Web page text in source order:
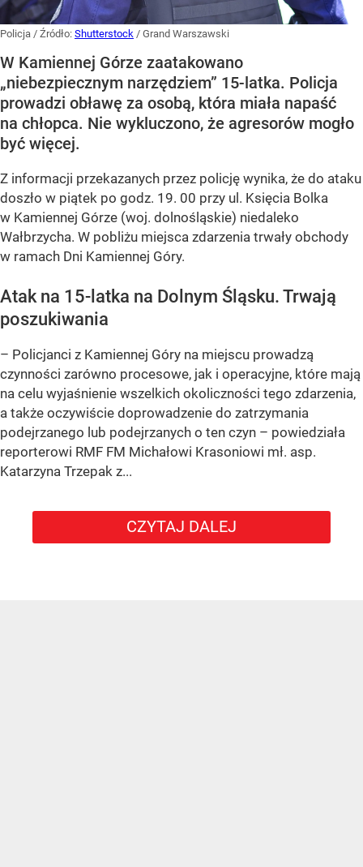
Policja / Źródło: Shutterstock / Grand Warszawski
W Kamiennej Górze zaatakowano
„niebezpiecznym narzędziem” 15-latka. Policja
prowadzi obławę za osobą, która miała napaść
na chłopca. Nie wykluczono, że agresorów mogło
być więcej.
Z informacji przekazanych przez policję wynika, że do ataku
doszło w piątek po godz. 19. 00 przy ul. Księcia Bolka
w Kamiennej Górze (woj. dolnośląskie) niedaleko
Wałbrzycha. W pobliżu miejsca zdarzenia trwały obchody
w ramach Dni Kamiennej Góry.
Atak na 15-latka na Dolnym Śląsku. Trwają
poszukiwania
– Policjanci z Kamiennej Góry na miejscu prowadzą
czynności zarówno procesowe, jak i operacyjne, które mają
na celu wyjaśnienie wszelkich okoliczności tego zdarzenia,
a także oczywiście doprowadzenie do zatrzymania
podejrzanego lub podejrzanych o ten czyn – powiedziała
reporterowi RMF FM Michałowi Krasoniowi mł. asp.
Katarzyna Trzepak z...
CZYTAJ DALEJ